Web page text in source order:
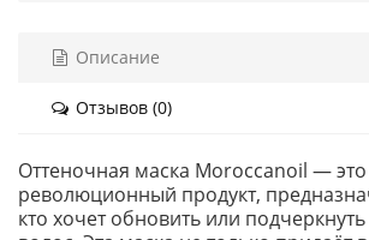
Описание
Отзывов (0)
Оттеночная маска Moroccanoil — это
революционный продукт,
кто хочет обновить или